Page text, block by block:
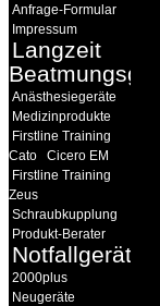
Anfrage-Formular
Impressum
Langzeit
Anästhesiegeräte
Medizinprodukte
Firstline Training
Cato
Cicero EM
Firstline Training
Zeus
Schraubkupplung
Produkt-Berater
Notfallgeräte
2000plus
Neugeräte